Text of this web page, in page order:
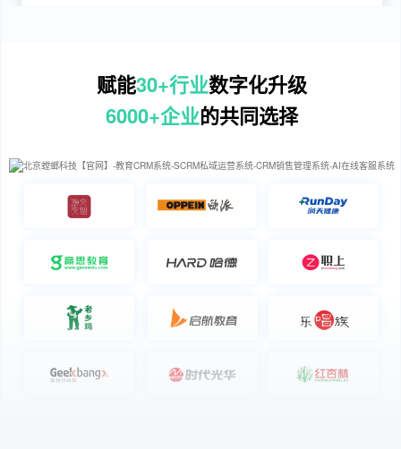
赋能30+行业数字化升级
6000+企业的共同选择